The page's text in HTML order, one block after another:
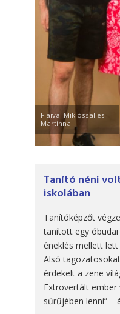
Fiaival Miklóssal és
Martinnal
Tanító néni
iskolában
Tanítóképzőt
tanított egy óbudai
éneklés mellett
Alsó
érdekelt a zene
Extrovertált
sűrűjében lenni” –